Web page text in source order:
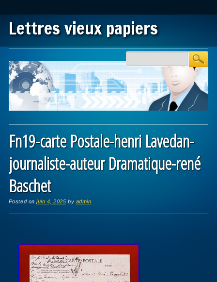
Lettres vieux papiers
Main menu
Fn19-carte Postale-henri Lavedan-
journaliste-auteur Dramatique-rené
Baschet
Posted onjuin 4, 2025 by admin